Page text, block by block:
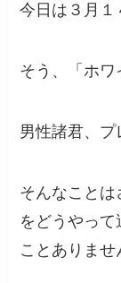
今日は３月１
そう、「ホワ
男性諸君、プ
そんなこと
をどうやっ
ことありませ